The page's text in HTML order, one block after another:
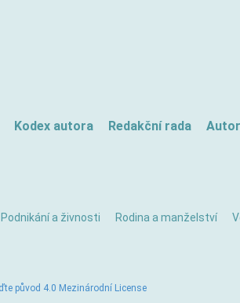
Kodex autora Redakční rada
Podnikání a živnosti Rodina a manželství
původ 4.0 Mezinárodní License